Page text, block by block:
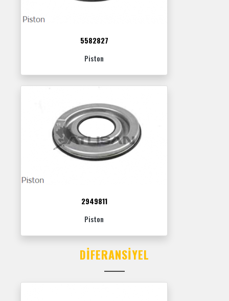
5582827
Piston
2949811
Piston
DIFERANSIYEL